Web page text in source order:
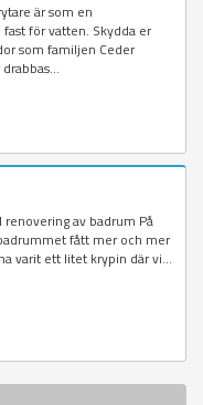
är som en
för vatten. Skydda er
som familjen Ceder
renovering av badrum På
fått mer och mer
varit ett litet krypin där vi...